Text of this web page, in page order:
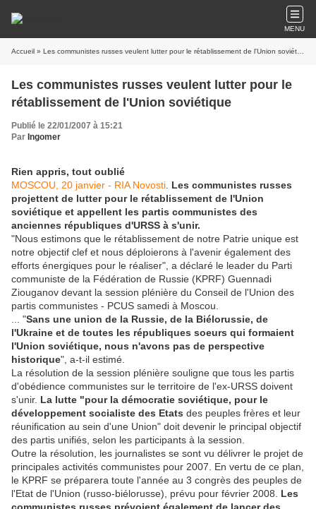
MENU
Accueil » Les communistes russes veulent lutter pour le rétablissement de l'Union soviétique
Les communistes russes veulent lutter pour le
rétablissement de l'Union soviétique
Publié le 22/01/2007 à 15:21
Par Ingomer
Rien appris, tout oublié
MOSCOU, 20 janvier - RIA Novosti Les communistes russes
projettent de lutter pour le rétablissement de l'Union
soviétique et appellent les partis communistes des
anciennes républiques d'URSS à s'unir.
"Nous estimons que le rétablissement de notre Patrie unique est
notre objectif clef et nous déploierons à l'avenir également des
efforts énergiques pour le réaliser", a déclaré le leader du Parti
communiste de la Fédération de Russie (KPRF) Guennadi
Ziouganov devant la session plénière du Conseil de l'Union des
partis communistes - PCUS samedi à Moscou.
... "Sans une union de la Russie, de la Biélorussie, de
l'Ukraine et de toutes les républiques soeurs qui formaient
l'Union soviétique, nous n'avons pas de perspective
historique", a-t-il estimé.
La résolution de la session plénière souligne que tous les partis
d'obédience communistes sur le territoire de l'ex-URSS doivent
s'unir. La lutte "pour la démocratie soviétique, pour le
développement socialiste des Etats des peuples frères et leur
réunification au sein d'une Union" doit devenir le principal objectif
des partis unifiés, selon les participants à la session.
Outre la résolution, les journalistes se sont vu délivrer le projet de
principales activités communistes pour 2007. En vertu de ce plan,
le KPRF se préparera toute l'année au 3 congrès des peuples de
l'Etat de l'Union (russo-biélorusse), prévu pour février 2008. Les